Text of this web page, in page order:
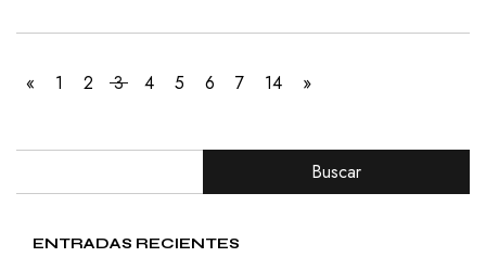
« 1 2 3 4 5 6 7 14 »
Buscar
ENTRADAS RECIENTES